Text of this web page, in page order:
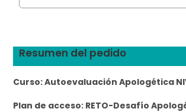
Resumen del pedido
Curso:Autoevaluación Apologética
Plan de acceso: RETO-Desafío